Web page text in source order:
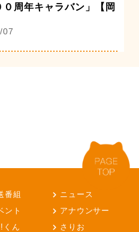
０周年キャラバン」【岡
07
番組
ニュース
ント
アナウンサー
くん さりお